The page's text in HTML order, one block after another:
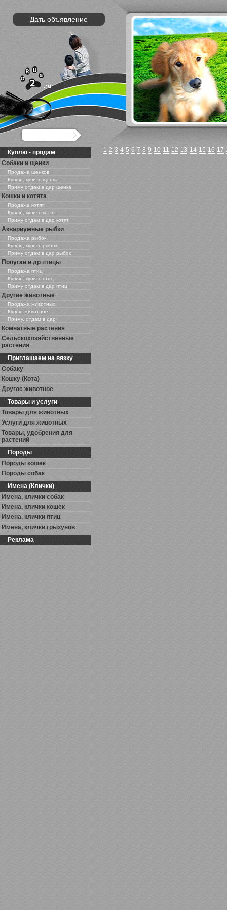
Дать объявление
1 2 3 4 5 6 7 8 9 10 11 12 13 14 15 16 17
Куплю - продам
Собаки и щенки
Продажа щенков
Куплю, купить щенка
Приму отдам в дар щенка
Кошки и котята
Продажа котят
Куплю, купить котят
Приму отдам в дар котят
Аквариумные рыбки
Продажа рыбок
Куплю, купить рыбок
Приму отдам в дар рыбок
Попугаи и др птицы
Продажа птиц
Куплю, купить птиц
Приму отдам в дар птиц
Другие животные
Продажа животных
Куплю животное
Приму, отдам в дар
Комнатные растения
Сельскохозяйственные
растения
Приглашаем на вязку
Собаку
Кошку (Кота)
Другое животное
Товары и услуги
Товары для животных
Услуги для животных
Товары, удобрения для
растений
Породы
Породы кошек
Породы собак
Имена (Клички)
Имена, клички собак
Имена, клички кошек
Имена, клички птиц
Имена, клички грызунов
Реклама